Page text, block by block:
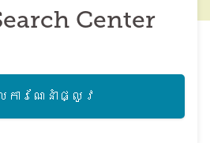
Center
ារណែនាំ​ផ្លូវ